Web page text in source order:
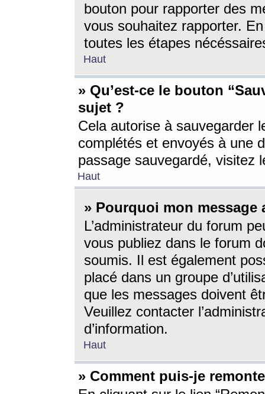
bouton pour rapporter des
vous souhaitez rapporter.
toutes les étapes
Haut
» Qu’est-ce le bouton
sujet ?
Cela autorise à sauvegarder
complétés et envoyés à une
passage sauvegardé, visitez
Haut
» Pourquoi mon message
L’administrateur du forum
vous publiez dans le forum
soumis. Il est également
placé dans un groupe
que les messages doivent
Veuillez contacter
d’information.
Haut
» Comment puis-je